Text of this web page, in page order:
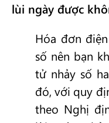
lùi ngày được
Hóa đơn
số nên bạn
tử nhảy số
đó, với quy
theo Nghị